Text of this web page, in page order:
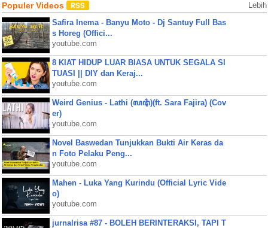
Populer Videos Lebih
Safira Inema - Banyu Moto - Dj Santuy Full Bas
s Horeg (Offici...
youtube.com
8 KIAT HIDUP LUAR BIASA UNTUK SEGALA SI
TUASI || DIY dan Keraj...
youtube.com
Weird Genius - Lathi (ꦭꦛꦶ)(ft. Sara Fajira) (Cov
er)
youtube.com
Novel Baswedan Tunjukkan Bukti Air Keras da
n Foto Pelaku Peng...
youtube.com
Mahen - Luka Yang Kurindu (Official Lyric Vide
o)
youtube.com
jurnalrisa #87 - BOLEH BERINTERAKSI, TAPI T